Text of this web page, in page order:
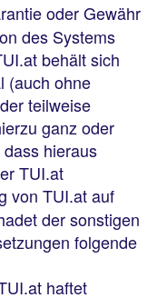
oder Gewähr
des Systems
behält sich
(auch ohne
teilweise
ganz oder
hieraus
TUI.at
von TUI.at auf
der sonstigen
folgende
haftet